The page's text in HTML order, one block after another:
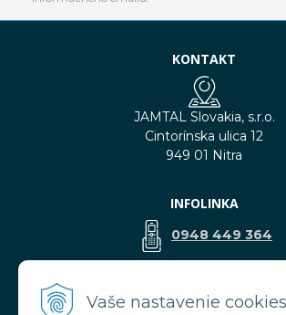
Vaše nastavenie cookies
KONTAKT
JAMTAL Slovakia, s.r.o.
Cintorínska ulica 12
949 01 Nitra
INFOLINKA
0948 449 364